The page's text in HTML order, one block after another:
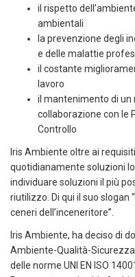
il rispetto
ambientali
la prevenzione degli
e delle malattie
il costante
lavoro
il mantenimento di un
collaborazione con le
Controllo
Iris Ambiente oltre ai
quotidianamente soluzioni
individuare soluzioni il più
riutilizzo. Di qui il suo slogan
ceneri dell’inceneritore”.
Iris Ambiente, ha deciso di
Ambiente-Qualità-
delle norme UNI EN ISO